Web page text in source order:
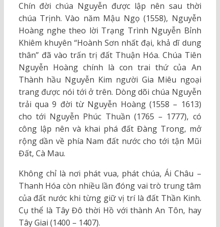
Chín đời chúa Nguyễn được lập nên sau thời
chúa Trịnh. Vào năm Mậu Ngọ (1558), Nguyễn
Hoàng nghe theo lời Trạng Trình Nguyễn Bỉnh
Khiêm khuyên “Hoành Sơn nhất đại, khả dĩ dung
thân” đã vào trấn trị đất Thuận Hóa. Chúa Tiên
Nguyễn Hoàng chính là con trai thứ của An
Thành hầu Nguyễn Kim người Gia Miêu ngoại
trang được nói tới ở trên. Dòng dõi chúa Nguyễn
trải qua 9 đời từ Nguyễn Hoàng (1558 – 1613)
cho tới Nguyễn Phúc Thuần (1765 – 1777), có
công lập nên và khai phá đất Đàng Trong, mở
rộng dần về phía Nam đất nước cho tới tận Mũi
Đất, Cà Mau.
Không chỉ là nơi phát vua, phát chúa, Ái Châu –
Thanh Hóa còn nhiều lần đóng vai trò trung tâm
của đất nước khi từng giữ vị trí là đất Thần Kinh.
Cụ thể là Tây Đô thời Hồ với thành An Tôn, hay
Tây Giai (1400 – 1407).